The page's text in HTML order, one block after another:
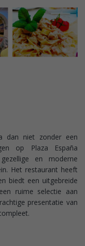
dan niet zonder een
op Plaza España
en moderne
Het restaurant heeft
biedt een uitgebreide
ruime selectie aan
presentatie van